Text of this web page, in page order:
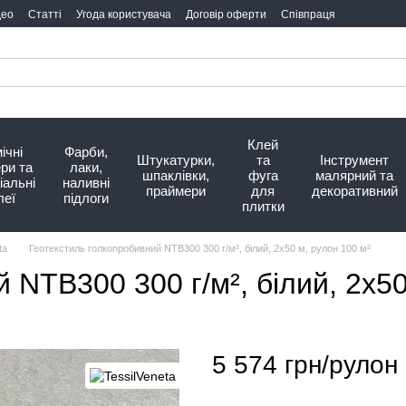
Статті Угода користувача Договір оферти
Співпраця
та
Фарби,
лаки,
наливні
підлоги
Штукатурки,
шпаклівки,
праймери
Клей
та
фуга
для
плитки
Інструмент
малярний та
декоративний
Геотекстиль голкопробивний NTB300 300 г/м², білий, 2х50 м, рулон 100 м²
NTB300 300 г/м², білий,
5 574 грн/рулон